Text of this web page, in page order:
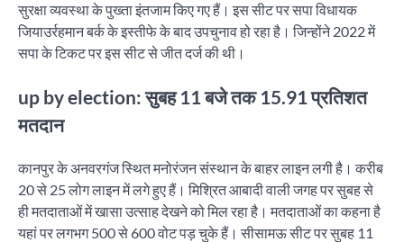
सुरक्षा व्यवस्था के पुख्ता इंतजाम किए गए हैं। इस सीट पर सपा विधायक
जियाउर्रहमान बर्क के इस्तीफे के बाद उपचुनाव हो रहा है। जिन्होंने 2022 में
सपा के टिकट पर इस सीट से जीत दर्ज की थी।
up by election: सुबह 11 बजे तक 15.91 प्रतिशत
मतदान
कानपुर के अनवरगंज स्थित मनोरंजन संस्थान के बाहर लाइन लगी है। करीब
20 से 25 लोग लाइन में लगे हुए हैं। मिश्रित आबादी वाली जगह पर सुबह से
ही मतदाताओं में खासा उत्साह देखने को मिल रहा है। मतदाताओं का कहना है
यहां पर लगभग 500 से 600 वोट पड़ चुके हैं। सीसामऊ सीट पर सुबह 11